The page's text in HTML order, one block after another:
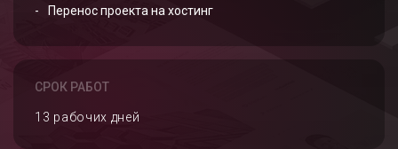
Перенос проекта на хостинг
СРОК РАБОТ
13 рабочих дней